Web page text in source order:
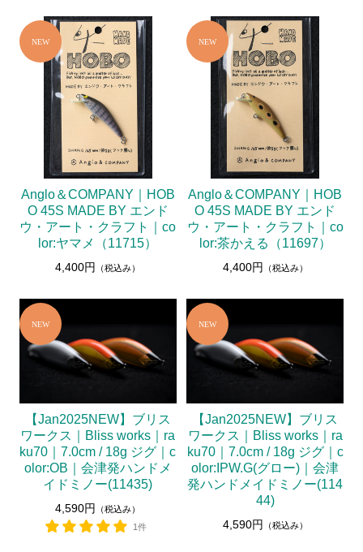
Anglo＆COMPANY｜HOB
O 45S MADE BY エンド
ウ・アート・クラフト｜co
lor:ヤマメ（11715）
4,400円 （税込み）
Anglo＆COMPANY｜HOB
O 45S MADE BY エンド
ウ・アート・クラフト｜co
lor:茶かえる（11697）
4,400円 （税込み）
【Jan2025NEW】ブリス
ワークス｜Bliss works｜ra
ku70｜7.0cm / 18g ジグ｜c
olor:OB｜会津発ハンドメ
イドミノー(11435)
4,590円
（税込み）
1件
【Jan2025NEW】ブリス
ワークス｜Bliss works｜ra
ku70｜7.0cm / 18g ジグ｜c
olor:IPW.G(グロー)｜会津
発ハンドメイドミノー(114
44)
4,590円 （税込み）